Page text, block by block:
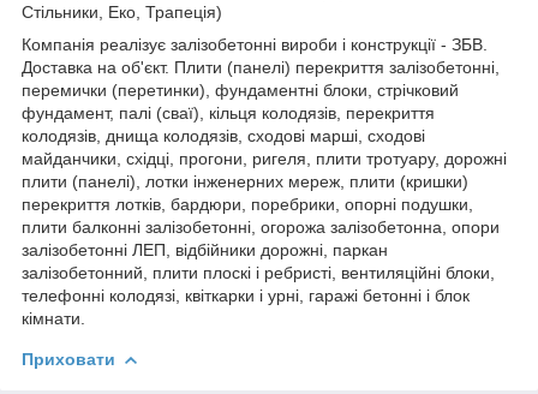
Стільники, Еко, Трапеція)
Компанія реалізує залізобетонні вироби і конструкції - ЗБВ.
Доставка на об'єкт. Плити (панелі) перекриття залізобетонні,
перемички (перетинки), фундаментні блоки, стрічковий
фундамент, палі (сваї), кільця колодязів, перекриття
колодязів, днища колодязів, сходові марші, сходові
майданчики, східці, прогони, ригеля, плити тротуару, дорожні
плити (панелі), лотки інженерних мереж, плити (кришки)
перекриття лотків, бардюри, поребрики, опорні подушки,
плити балконні залізобетонні, огорожа залізобетонна, опори
залізобетонні ЛЕП, відбійники дорожні, паркан
залізобетонний, плити плоскі і ребристі, вентиляційні блоки,
телефонні колодязі, квіткарки і урні, гаражі бетонні і блок
кімнати.
Приховати